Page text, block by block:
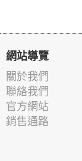
網站導覽
關於我們
聯絡我們
官方網站
銷售通路